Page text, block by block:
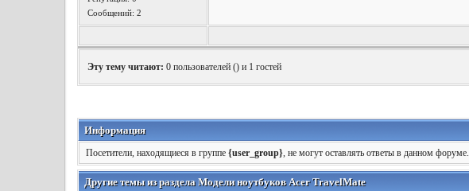
Сообщений: 2
Эту тему читают: 0 пользователей () и 1 гостей
Информация
Посетители, находящиеся в группе {user_group}, не могут оставлять ответы в данном форуме.
Другие темы из раздела Модели ноутбуков Acer TravelMate